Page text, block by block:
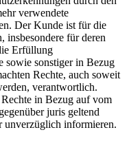
verwendete
Der Kunde ist für die
insbesondere für deren
Erfüllung
sowie sonstiger in Bezug
Rechte, auch soweit
verantwortlich.
in Bezug auf vom
juris geltend
unverzüglich informieren.